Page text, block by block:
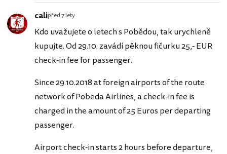
calipřed 7 lety
Kdo uvažujete o letech s Pobědou, tak urychleně
kupujte. Od 29.10. zavádí pěknou fičurku 25,- EUR
check-in fee for passenger.
Since 29.10.2018 at foreign airports of the route
network of Pobeda Airlines, a check-in fee is
charged in the amount of 25 Euros per departing
passenger.
Airport check-in starts 2 hours before departure,